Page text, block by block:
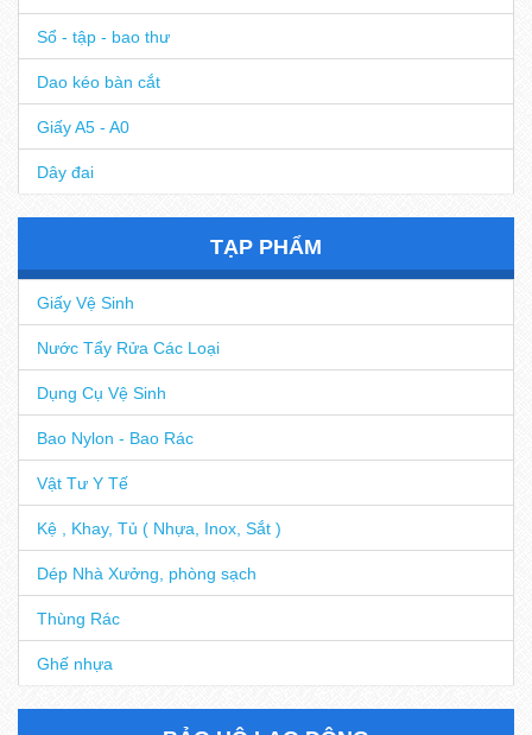
Sổ - tập - bao thư
Dao kéo bàn cắt
Giấy A5 - A0
Dây đai
TẠP PHẨM
Giấy Vệ Sinh
Nước Tẩy Rửa Các Loại
Dụng Cụ Vệ Sinh
Bao Nylon - Bao Rác
Vật Tư Y Tế
Kệ , Khay, Tủ ( Nhựa, Inox, Sắt )
Dép Nhà Xưởng, phòng sạch
Thùng Rác
Ghế nhựa